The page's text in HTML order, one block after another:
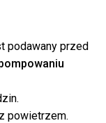
podawany przed
powietrzem.